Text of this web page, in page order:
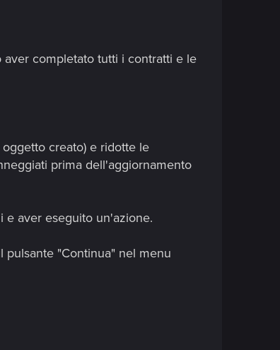
completato tutti i contratti e le
creato) e ridotte le
prima dell'aggiornamento
e aver eseguito un'azione.
pulsante "Continua" nel menu